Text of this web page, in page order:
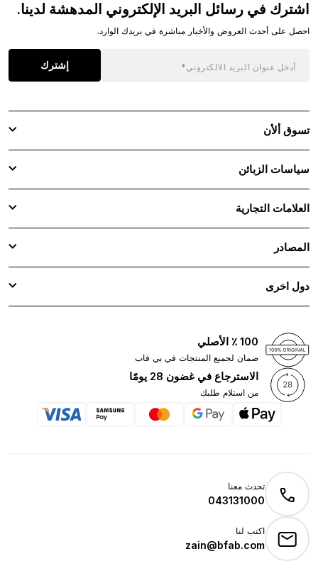
اشترك في رسائل البريد الإلكتروني المدهشة لدينا.
احصل على أحدث العروض والأخبار مباشرة في بريدك الوارد.
إشترك
تسوق ألأن
سياسات الزبائن
العلامات التجارية
المصادر
دول اخرى
100 ٪ الأصلي
ضمان لجميع المنتجات في بي فاب
الاسترجاع في غضون 28 يومًا
من استلام طلبك
تحدث معنا
043131000
اكتب لنا
zain@bfab.com